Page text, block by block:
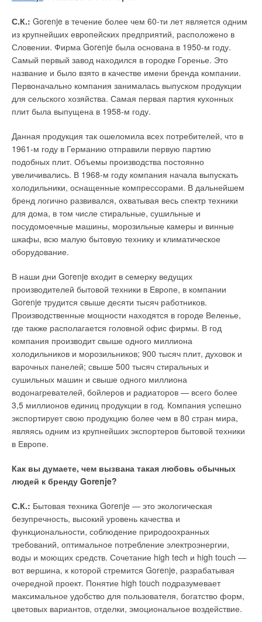
С.К.: Gorenje в течение более чем 60-ти лет является одним
из крупнейших европейских предприятий, расположено в
Словении. Фирма Gorenje была основана в 1950-м году.
Самый первый завод находился в городке Горенье. Это
название и было взято в качестве имени бренда компании.
Первоначально компания занималась выпуском продукции
для сельского хозяйства. Самая первая партия кухонных
плит была выпущена в 1958-м году.
Данная продукция так ошеломила всех потребителей, что в
1961-м году в Германию отправили первую партию
подобных плит. Объемы производства постоянно
увеличивались. В 1968-м году компания начала выпускать
холодильники, оснащенные компрессорами. В дальнейшем
бренд логично развивался, охватывая весь спектр техники
для дома, в том числе стиральные, сушильные и
посудомоечные машины, морозильные камеры и винные
шкафы, всю малую бытовую технику и климатическое
оборудование.
В наши дни Gorenje входит в семерку ведущих
производителей бытовой техники в Европе, в компании
Gorenje трудится свыше десяти тысяч работников.
Производственные мощности находятся в городе Веленье,
где также располагается головной офис фирмы. В год
компания производит свыше одного миллиона
холодильников и морозильников; 900 тысяч плит, духовок и
варочных панелей; свыше 500 тысяч стиральных и
сушильных машин и свыше одного миллиона
водонагревателей, бойлеров и радиаторов — всего более
3,5 миллионов единиц продукции в год. Компания успешно
экспортирует свою продукцию более чем в 80 стран мира,
являясь одним из крупнейших экспортеров бытовой техники
в Европе.
Как вы думаете, чем вызвана такая любовь обычных
людей к бренду Gorenje?
С.К.: Бытовая техника Gorenje — это экологическая
безупречность, высокий уровень качества и
функциональности, соблюдение природоохранных
требований, оптимальное потребление электроэнергии,
воды и моющих средств. Сочетание high tech и high touch —
вот вершина, к которой стремится Gorenje, разрабатывая
очередной проект. Понятие high touch подразумевает
максимальное удобство для пользователя, богатство форм,
цветовых вариантов, отделки, эмоциональное воздействие.
стальные котлы промышленной серии, бойлеры косвенного
нагрева, чугунные радиаторы, а также системы солнечного
обогрева. Отметим, что за плечами Biasi накоплен большой
опыт производства отопительного оборудования.
Компания была основана Леопольдо Биаси в 30-х годах
прошлого века с выпуска котельного оборудования для
различных сфер применения. Благодаря удачному
смешению нового и традиционного группа компаний Biasi
вносила изменения в свою основную продукцию согласно
запросам меняющегося рынка. Уже в конце 40-х годов была
построена первая фабрика для производства котлов,
применяемых в жилых помещениях.
Десятилетие спустя, примерно в 50-х годах, началось
производство чугунных радиаторов, что привело к признанию
компании Biasi на мировых рынках. К 1964 г. на заводе по
изготовлению радиаторов использовались самые передовые
технологии во всей Европе по сравнению с предприятиями
этого же сектора. В этот период появилось производство
промышленных паровых котлов. В 70-е годы компания
расширила гамму продукции, укрепив собственное
положение на международных рынках.
Расширение линейки было правильным решением, которое
способствовало дальнейшему росту компании Biasi.
Структура компании представляет собой сеть заводов и
литейных цехов, каждый из которых специализируется на
определенной области. Крупнейший литьевой цех Biasi в
Европе производит около 22 тонн обработанного материала
в час. На этом заводе изготавливаются чугунные
теплообменники, а также алюминиевые и чугунные
радиаторы.
На заводах компании Biasi применяются передовые
технологии и проводится строгий контроль качества, что
гарантирует высокое качество готовой продукции. В рамках
поездки российских партнеров г-н Джорджио АНДЕРСОН,
коммерческий директор компании Biasi, дал эксклюзивное
интервью журналу С.О.К.
Г-н Андерсон, как вы оцениваете последствия мирового
экономического кризиса 2008-го года и как сказывается
текущая европейская экономическая ситуация на
деятельности компании?
Д.А.:Разумеется, кризис 2008-го года не мог не сказаться и
на нашей компании. Мы ощутили заметное падение спроса
на нашу продукцию. Однако, нам удалось сохранить
котлы серий GBA и GBT. Не секрет, что за кошелек
покупателей борется огромное количество производителей.
Так на что же рассчитывает компания, выходя на рынок с
новым предложением? На собственное доброе имя. AEG —
бренд, которому в 2012 году исполняется 125 лет.
За это время, конечно, многое изменилось, но подход
остался неизменным: качество и ориентация на
производственный и маркетинговый опыт, гарантирующий
качество продукции. Многие разработанные и применяемые
технологии стали отраслевым стандартом. Что же хочет
потребитель? «Чтобы сложный прибор просто управлялся!»
— отвечают в AEG.
Два регулятора и при этом удобное и логичное управление,
система самодиагностики с выводом кодов неисправностей
на ЖК-дисплей, электронная система контроля температуры
контура отопления и ГВС с плавным набором температуры
поможет обычному пользователю легко использовать
сложный прибор. Га з и человек — сочетание иногда
довольно опасное.
Поэтому в новых котлах AEG большое внимание уделено
системе безопасности. Приборы работают, несмотря на
нестабильное давление воды и газа, скачущее напряжение
электросети, высокое содержание солей жесткости в
нагреваемой воде. Забота об окружающей среде — это
философия, которая проникает в каждый продукт, в каждую
новую разработку. Благодаря особой конструкции
теплообменника, модели котлов GBT 124 и GBT 224/228/232
получили «три звезды» по энергетической эффективности в
соответствие с европейским стандартом 92/42/CEE.
Высокий КПД обеспечивает уменьшение потребления газа и
снижение уровня загрязнения окружающей среды. При
уделялось тому, чтобы специалисту было максимально
удобно монтировать и обслуживать данное оборудование.
При этом делать это не только как можно реже, но уж, если и
пришлось, — то как можно быстрее.
Читайте по теме:
→ Настенные двухконтурные газовые котлы. Обзор рынка